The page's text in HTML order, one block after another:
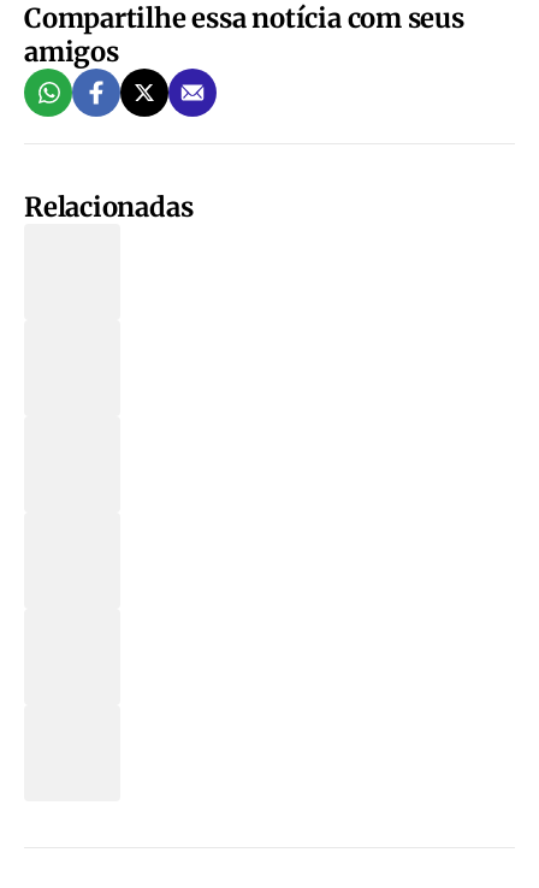
Compartilhe essa notícia com seus
amigos
Relacionadas